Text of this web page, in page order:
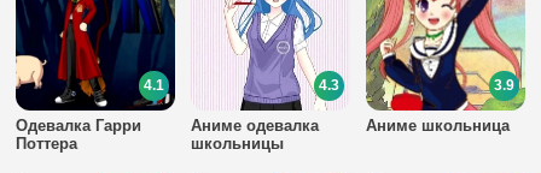
Одевалка Гарри
Поттера
4.1
Аниме одевалка
школьницы
4.3
Аниме школьница
3.9